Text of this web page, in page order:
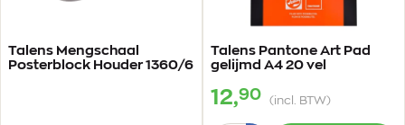
Talens Mengschaal
Posterblock Houder 1360/6
Talens Pantone Art Pad
gelijmd A4 20 vel
12,90 (incl. BTW)